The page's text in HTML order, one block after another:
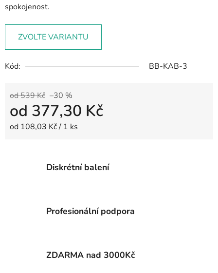
spokojenost.
ZVOLTE VARIANTU
Kód: BB-KAB-3
od 539 Kč –30 %
od 377,30 Kč
Měrná cena:
od 108,03 Kč / 1 ks
Diskrétní balení
Profesionální podpora
ZDARMA nad 3000Kč